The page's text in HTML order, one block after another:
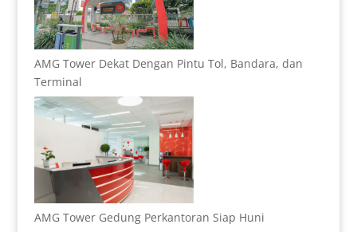
AMG Tower Dekat Dengan Pintu Tol, Bandara, dan
Terminal
AMG Tower Gedung Perkantoran Siap Huni